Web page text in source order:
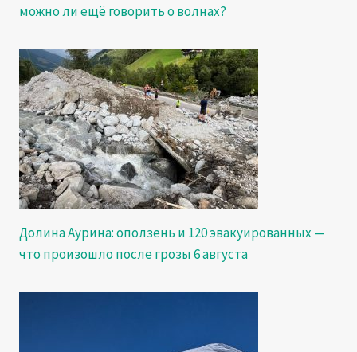
можно ли ещё говорить о волнах?
Долина Аурина: оползень и 120 эвакуированных —
что произошло после грозы 6 августа